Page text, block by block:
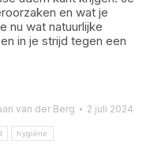
en wat je
nu wat natuurlijke
in je strijd tegen een
van der Berg 2 juli 2024
hygiëne